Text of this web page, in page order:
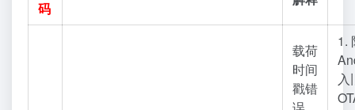
码
载荷
时间
戳错
1.
入